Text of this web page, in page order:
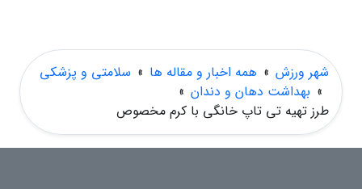
شهر ورزش » همه اخبار و مقاله ها » سلامتی و پزشکی
» بهداشت دهان و دندان »
طرز تهیه تی تاپ خانگی با کرم مخصوص